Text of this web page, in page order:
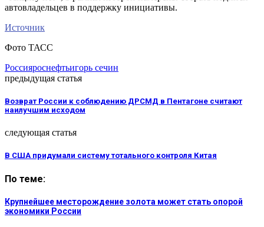
автовладельцев в поддержку инициативы.
Источник
Фото ТАСС
Россияроснефтьигорь сечин
предыдущая статья
Возврат России к соблюдению ДРСМД в Пентагоне считают
наилучшим исходом
следующая статья
В США придумали систему тотального контроля Китая
По теме:
Крупнейшее месторождение золота может стать опорой
экономики России